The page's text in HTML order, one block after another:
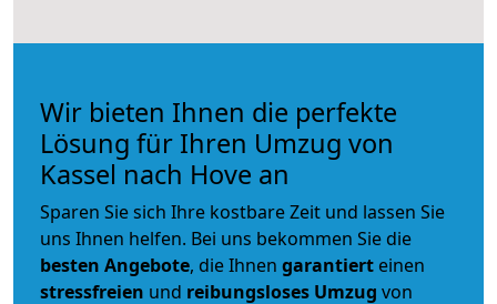
Wir bieten Ihnen die perfekte
Lösung für Ihren Umzug von
Kassel nach Hove an
Sparen Sie sich Ihre kostbare Zeit und lassen Sie
uns Ihnen helfen. Bei uns bekommen Sie die
besten Angebote, die Ihnen garantiert einen
stressfreien und reibungsloses Umzug von